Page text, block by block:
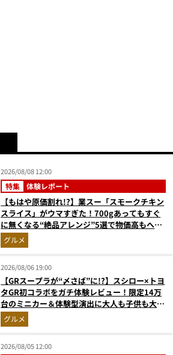
2026/08/08 12:00
特集 体験レポート
【もはや原価割れ!?】業スー「スモークチキン
スライス」がウマすぎた！700gあってもすぐ
に無くなる“絶品アレンジ”5選で物価高もへっ
ちゃら
グルメ
2026/08/06 19:00
【GRスープラが“〆さば”に!?】スシロー×トヨ
タGR初コラボをガチ体験レビュー！限定14万
台のミニカー＆体験型演出に大人も子供も大興
奮間違いなし
グルメ
2026/08/05 12:00